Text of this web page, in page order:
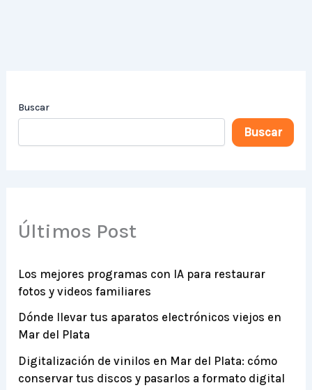
Buscar
Buscar
Últimos Post
Los mejores programas con IA para restaurar
fotos y videos familiares
Dónde llevar tus aparatos electrónicos viejos en
Mar del Plata
Digitalización de vinilos en Mar del Plata: cómo
conservar tus discos y pasarlos a formato digital